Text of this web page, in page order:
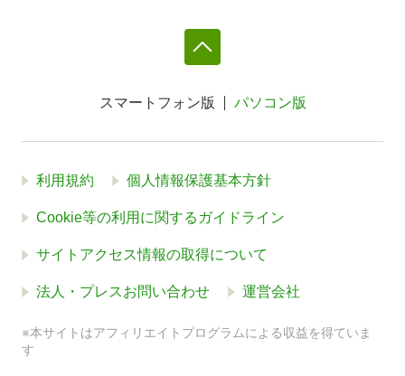
スマートフォン版 パソコン版
利用規約 個人情報保護基本方針
Cookie等の利用に関するガイドライン
サイトアクセス情報の取得について
法人・プレスお問い合わせ 運営会社
※本サイトはアフィリエイトプログラムによる収益を得ていま
す